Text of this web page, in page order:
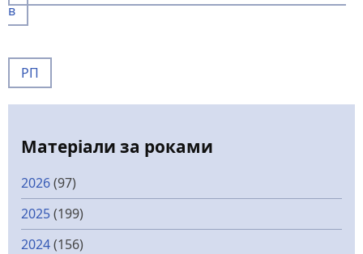
в
РП
Матеріали за роками
2026(97)
2025(199)
2024(156)